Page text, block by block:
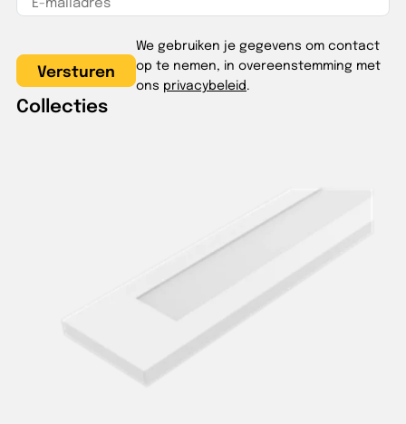
We gebruiken je gegevens om contact
op te nemen, in overeenstemming met
ons privacybeleid.
Collecties